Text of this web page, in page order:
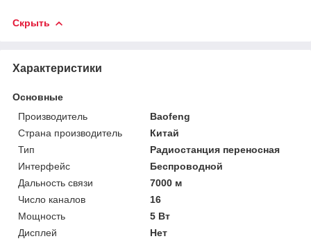
Скрыть
Характеристики
Основные
Производитель
Baofeng
Страна производитель
Китай
Тип
Радиостанция переносная
Интерфейс
Беспроводной
Дальность связи
7000 м
Число каналов
16
Мощность
5 Вт
Дисплей
Нет